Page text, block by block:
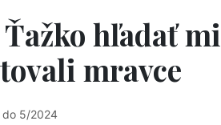
hľadať
mravce
do 5/2024